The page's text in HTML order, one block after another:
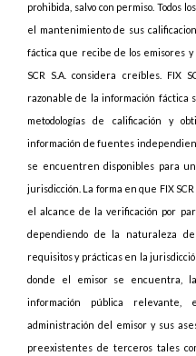
prohibida, salvo con permiso. Todos
el mantenimiento de sus
fáctica que recibe de los emisores
SCR S.A. considera creíbles. FIX
razonable de la información fáctica
metodologías de calificación y
información de fuentes
se encuentren disponibles para
jurisdicción. La forma en que FIX
el alcance de la verificación por
dependiendo de la naturaleza
requisitos y prácticas en la
donde el emisor se encuentra,
información pública
administración del emisor y sus
preexistentes de terceros tales